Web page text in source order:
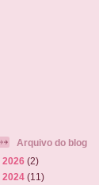
Arquivo do blog
2026 (2)
2024 (11)